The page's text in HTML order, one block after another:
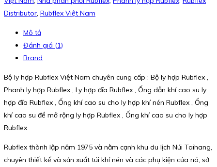
Distributor Rubflex Việt Nam
Mô tả
Đánh giá (1)
Brand
Bộ ly hợp Rubflex Việt Nam chuyên cung cấp : Bộ ly hợp Rubflex ,
Phanh ly hợp Rubflex , Ly hợp đĩa Rubflex , Ống dẫn khí cao su ly
hợp đĩa Rubflex , Ống khí cao su cho ly hợp khí nén Rubflex , Ống
khí cao su để mở rộng ly hợp Rubflex , Ống khí cao su cho ly hợp
Rubflex
Rubflex thành lập năm 1975 và nằm cạnh khu du lịch Núi Taihang,
chuyên thiết kế và sản xuất túi khí nén và các phụ kiện của nó, sở